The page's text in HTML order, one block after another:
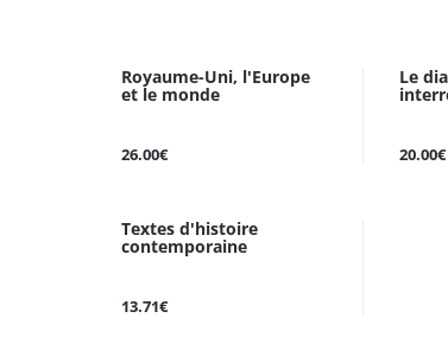
Royaume-Uni, l'Europe
et le monde
26.00€
Le
20.00€
Textes d'histoire
contemporaine
13.71€